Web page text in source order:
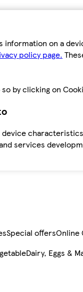
on a
policy page.
by clicking on
services
Special offersOnline
Dairy, Eggs &